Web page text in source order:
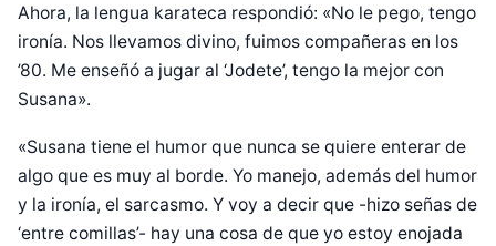
Ahora, la lengua karateca respondió: «No le pego, tengo
ironía. Nos llevamos divino, fuimos compañeras en los
’80. Me enseñó a jugar al ‘Jodete’, tengo la mejor con
Susana».
«Susana tiene el humor que nunca se quiere enterar de
algo que es muy al borde. Yo manejo, además del humor
y la ironía, el sarcasmo. Y voy a decir que -hizo señas de
‘entre comillas’- hay una cosa de que yo estoy enojada